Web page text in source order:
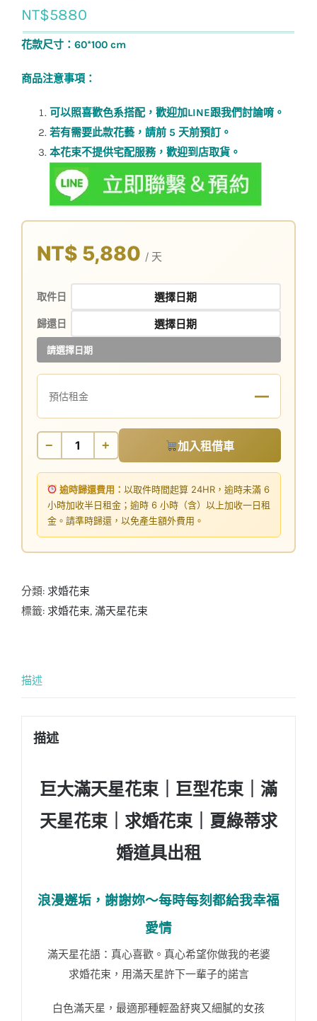
NT$5880
花款尺寸：60*100 cm
商品注意事項：
可以照喜歡色系搭配，歡迎加LINE跟我們討論唷。
若有需要此款花藝，請前 5 天前預訂。
本花束不提供宅配服務，歡迎到店取貨。
NT$ 5,880 / 天
取件日
歸還日
請選擇日期
預估租金 —
− + 加入租借車
逾時歸還費用：以取件時間起算 24HR，逾時未滿 6
小時加收半日租金；逾時 6 小時（含）以上加收一日租
金。請準時歸還，以免產生額外費用。
分類: 求婚花束
標籤: 求婚花束, 滿天星花束
描述
描述
巨大滿天星花束｜巨型花束｜滿
天星花束｜求婚花束｜夏綠蒂求
婚道具出租
浪漫邂垢，謝謝妳～每時每刻都給我幸福
愛情
滿天星花語：真心喜歡。真心希望你做我的老婆
求婚花束，用滿天星許下一輩子的諾言
白色滿天星，最適那種輕盈舒爽又細膩的女孩